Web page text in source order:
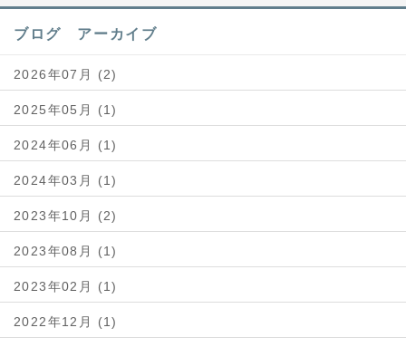
ブログ アーカイブ
2026年07月 (2)
2025年05月 (1)
2024年06月 (1)
2024年03月 (1)
2023年10月 (2)
2023年08月 (1)
2023年02月 (1)
2022年12月 (1)